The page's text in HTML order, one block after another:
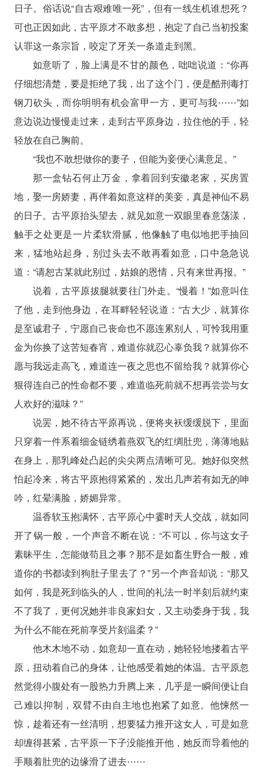
日子。俗话说“自古艰难唯一死”，但有一线生机谁想死？
可也正因如此，古平原才不敢多想，抱定了自己当初投案
认罪这一条宗旨，咬定了牙关一条道走到黑。
如意听了，脸上满是不甘的颜色，咄咄说道：“你再
仔细想清楚，要是拒绝了我，出了这个门，便是酷刑毒打
钢刀砍头，而你明明有机会富甲一方，更可与我⋯⋯”如
意边说边慢慢走过来，走到古平原身边，拉住他的手，轻
轻放在自己胸前。
“我也不敢想做你的妻子，但能为妾便心满意足。”
那一盒钻石何止万金，拿着回到安徽老家，买房置
地，娶一房娇妻，再伴着如意这样的美妾，真是神仙不易
的日子。古平原抬头望去，就见如意一双眼里春意荡漾，
触手之处更是一片柔软滑腻，他像触了电似地把手抽回
来，猛地站起身，别过头去不敢再看如意，口中急急说
道：“请恕古某就此别过，姑娘的恩情，只有来世再报。”
说着，古平原拔腿就要往门外走。“慢着！”如意叫住
了他，走到他身边，在耳畔轻轻说道：“古大少，就算你
是至诚君子，宁愿自己丧命也不愿连累别人，可怜我用重
金为你换了这苦短春宵，难道你就忍心辜负我？就算你不
愿与我远走高飞，难道连一夜之思也不留给我？就算你心
狠得连自己的性命都不要，难道临死前就不想再尝尝与女
人欢好的滋味？”
说罢，她不待古平原再说，便将夹袄缓缓脱下，里面
只穿着一件系着细金链绣着燕双飞的红绸肚兜，薄薄地贴
在身上，那乳峰处凸起的尖尖两点清晰可见。她好似突然
怕起冷来，将古平原抱得紧紧的，发出几声若有如无的呻
吟，红晕满脸，娇媚异常。
温香软玉抱满怀，古平原心中霎时天人交战，就如同
开了锅一般，一个声音不断在说：“不可以，你与这女子
素昧平生，怎能做苟且之事？那不是如畜生野合一般，难
道你的书都读到狗肚子里去了？”另一个声音却说：“那又
如何，我是死到临头的人，世间的礼法一时半刻后就约束
不了我了，更何况她并非良家妇女，又主动委身于我，我
为什么不能在死前享受片刻温柔？”
他木木地不动，如意却一直在动，她轻轻地搂着古平
原，扭动着自己的身体，让他感受着她的体温。古平原忽
然觉得小腹处有一股热力升腾上来，几乎是一瞬间便让自
己难以抑制，双臂不由自主地也抱紧了如意。他悚然一
惊，趁着还有一丝清明，想要猛力推开这女人，可是如意
却缠得甚紧，古平原一下子没能推开他，她反而导着他的
手顺着肚兜的边缘滑了进去⋯⋯